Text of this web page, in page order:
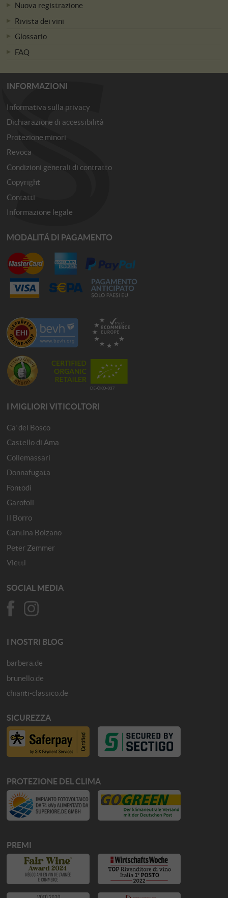
Nuova registrazione
Rivista dei vini
Glossario
FAQ
INFORMAZIONI
Informativa sulla privacy
Dichiarazione di accessibilità
Protezione minori
Revoca
Condizioni generali di contratto
Copyright
Contatti
Informazione legale
MODALITÁ DI PAGAMENTO
I MIGLIORI VITICOLTORI
Ca' del Bosco
Castello di Ama
Collemassari
Donnafugata
Fontodi
Garofoli
Il Borro
Cantina Bolzano
Peter Zemmer
Vietti
SOCIAL MEDIA
I NOSTRI BLOG
barbera.de
brunello.de
chianti-classico.de
SICUREZZA
PROTEZIONE DEL CLIMA
PREMI